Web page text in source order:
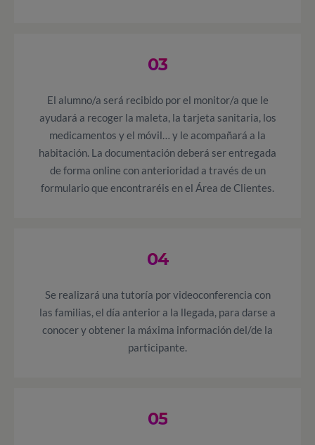
03
El alumno/a será recibido por el monitor/a que le
ayudará a recoger la maleta, la tarjeta sanitaria, los
medicamentos y el móvil… y le acompañará a la
habitación. La documentación deberá ser entregada
de forma online con anterioridad a través de un
formulario que encontraréis en el Área de Clientes.
04
Se realizará una tutoría por videoconferencia con
las familias, el día anterior a la llegada, para darse a
conocer y obtener la máxima información del/de la
participante.
05